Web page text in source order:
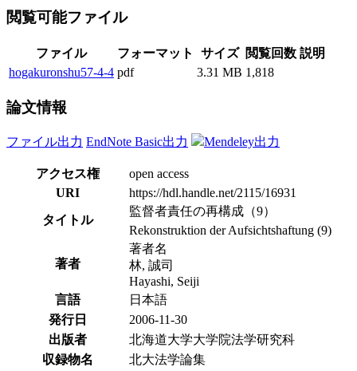
閲覧可能ファイル
ファイル フォーマット サイズ 閲覧回数 説明
hogakuronshu57-4-4 pdf 3.31 MB 1,818
論文情報
ファイル出力 EndNote Basic出力 Mendeley出力
アクセス権
open access
URI
https://hdl.handle.net/2115/16931
タイトル
監督者責任の再構成（9）
Rekonstruktion der Aufsichtshaftung (9)
著者
著者名
林, 誠司
Hayashi, Seiji
言語
日本語
発行日
2006-11-30
出版者
北海道大学大学院法学研究科
収録物名
北大法学論集